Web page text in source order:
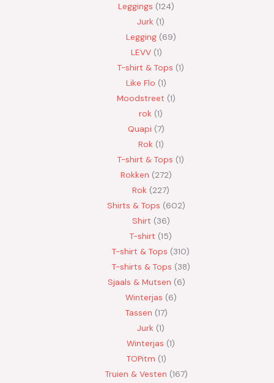
Leggings 124
Jurk 1
Legging 69
LEVV 1
T-shirt & Tops 1
Like Flo 1
Moodstreet 1
rok 1
Quapi 7
Rok 1
T-shirt & Tops 1
Rokken 272
Rok 227
Shirts & Tops 602
Shirt 36
T-shirt 15
T-shirt & Tops 310
T-shirts & Tops 38
Sjaals & Mutsen 6
Winterjas 6
Tassen 17
Jurk 1
Winterjas 1
TOPitm 1
Truien & Vesten 167